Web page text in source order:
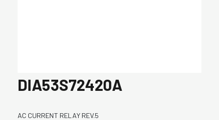
DIA53S72420A
AC CURRENT RELAY REV.5